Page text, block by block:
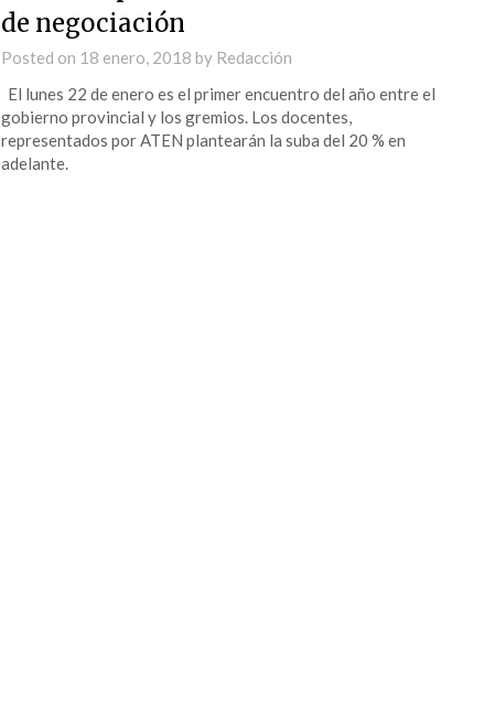
de negociación
Posted on 18 enero, 2018 by Redacción
El lunes 22 de enero es el primer encuentro del año entre el
gobierno provincial y los gremios. Los docentes,
representados por ATEN plantearán la suba del 20 % en
adelante.